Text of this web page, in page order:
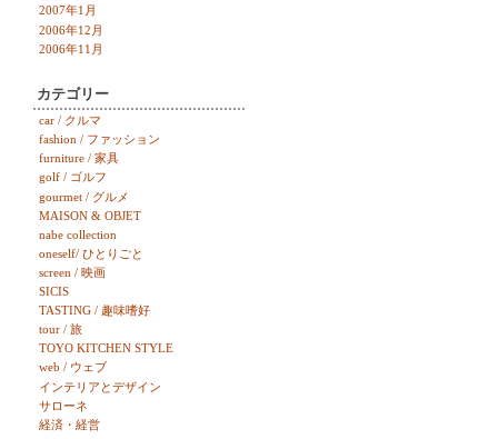
2007年1月
2006年12月
2006年11月
カテゴリー
car / クルマ
fashion / ファッション
furniture / 家具
golf / ゴルフ
gourmet / グルメ
MAISON & OBJET
nabe collection
oneself/ ひとりごと
screen / 映画
SICIS
TASTING / 趣味嗜好
tour / 旅
TOYO KITCHEN STYLE
web / ウェブ
インテリアとデザイン
サローネ
経済・経営